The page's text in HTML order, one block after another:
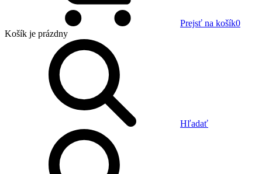
Prejsť na košík0
Košík je prázdny
Hľadať